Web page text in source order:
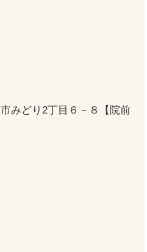
みどり2丁目６－８【院前